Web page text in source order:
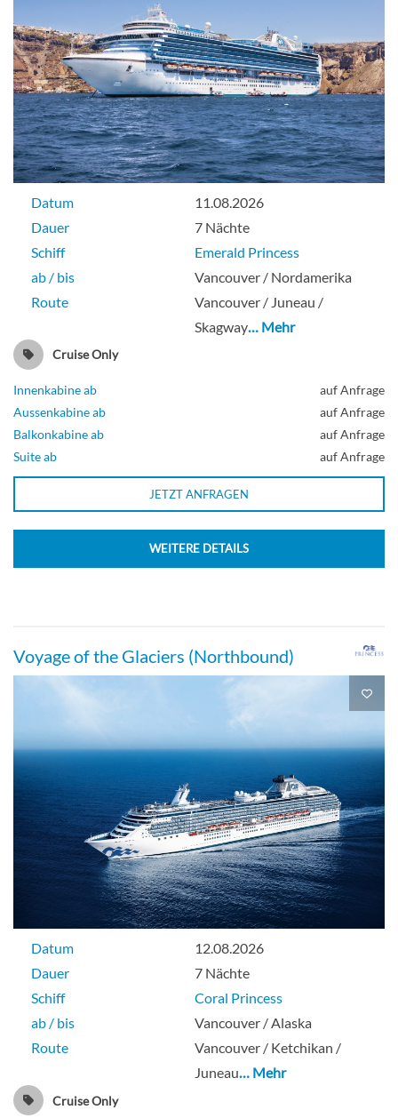
Datum
11.08.2026
Dauer
7 Nächte
Schiff
Emerald Princess
ab / bis
Vancouver / Nordamerika
Route
Vancouver / Juneau /
Skagway… Mehr
Cruise Only
Innenkabine ab
auf Anfrage
Aussenkabine ab
auf Anfrage
Balkonkabine ab
auf Anfrage
Suite ab
auf Anfrage
JETZT ANFRAGEN
WEITERE DETAILS
Voyage of the Glaciers (Northbound)
Datum
12.08.2026
Dauer
7 Nächte
Schiff
Coral Princess
ab / bis
Vancouver / Alaska
Route
Vancouver / Ketchikan /
Juneau… Mehr
Cruise Only